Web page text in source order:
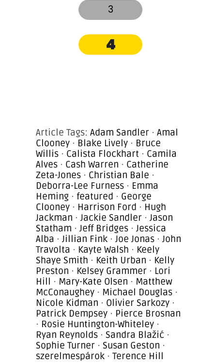
3
4
Article Tags: Adam Sandler · Amal
Clooney · Blake Lively · Bruce
Willis · Calista Flockhart · Camila
Alves · Cash Warren · Catherine
Zeta-Jones · Christian Bale ·
Deborra-Lee Furness · Emma
Heming · featured · George
Clooney · Harrison Ford · Hugh
Jackman · Jackie Sandler · Jason
Statham · Jeff Bridges · Jessica
Alba · Jillian Fink · Joe Jonas · John
Travolta · Kayte Walsh · Keely
Shaye Smith · Keith Urban · Kelly
Preston · Kelsey Grammer · Lori
Hill · Mary-Kate Olsen · Matthew
McConaughey · Michael Douglas ·
Nicole Kidman · Olivier Sarkozy ·
Patrick Dempsey · Pierce Brosnan
· Rosie Huntington-Whiteley ·
Ryan Reynolds · Sandra Blažić ·
Sophie Turner · Susan Geston ·
szerelmespárok · Terence Hill